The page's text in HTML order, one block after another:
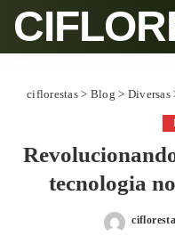
ciflorestas> Blog > Diversas
tecnologia
Posted